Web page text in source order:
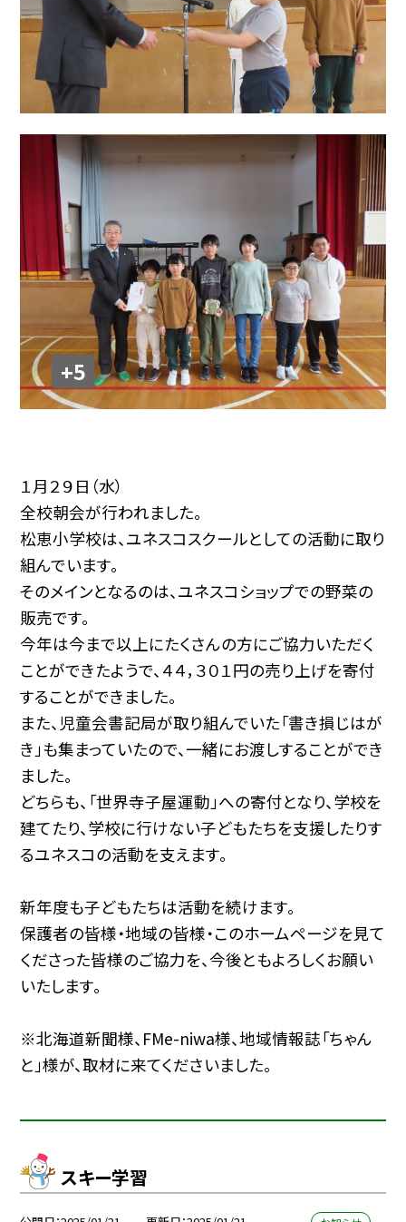
+5
１月２９日（水）
全校朝会が行われました。
松恵小学校は、ユネスコスクールとしての活動に取り
組んでいます。
そのメインとなるのは、ユネスコショップでの野菜の
販売です。
今年は今まで以上にたくさんの方にご協力いただく
ことができたようで、４４，３０１円の売り上げを寄付
することができました。
また、児童会書記局が取り組んでいた「書き損じはが
き」も集まっていたので、一緒にお渡しすることができ
ました。
どちらも、「世界寺子屋運動」への寄付となり、学校を
建てたり、学校に行けない子どもたちを支援したりす
るユネスコの活動を支えます。
新年度も子どもたちは活動を続けます。
保護者の皆様・地域の皆様・このホームページを見て
くださった皆様のご協力を、今後ともよろしくお願い
いたします。
※北海道新聞様、FMe-niwa様、地域情報誌「ちゃん
と」様が、取材に来てくださいました。
スキー学習